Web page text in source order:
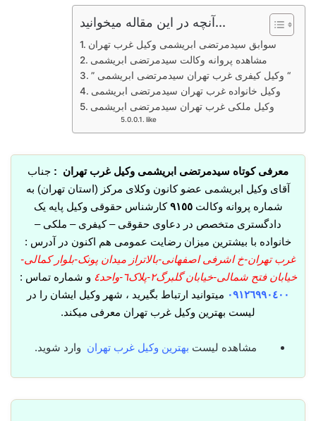
آنچه در این مقاله میخوانید...
سوابق سیدمرتضی ابریشمی وکیل غرب تهران
مشاهده پروانه وکالت سیدمرتضی ابریشمی
” وکیل کیفری غرب تهران سیدمرتضی ابریشمی “
وکیل خانواده غرب تهران سیدمرتضی ابریشمی
وکیل ملکی غرب تهران سیدمرتضی ابریشمی
like
معرفی کوتاه سیدمرتضی ابریشمی وکیل غرب تهران : جناب
آقای وکیل ابریشمی عضو کانون وکلای مرکز (استان تهران) به
شماره پروانه وکالت٩١٥٥ کارشناس حقوقی وکیل پایه یک
دادگستری متخصص در دعاوی حقوقی – کیفری – ملکی –
خانواده با بیشترین میزان رضایت عمومی هم اکنون در آدرس :
غرب تهران-خ اشرفی اصفهانی-بالاتراز میدان پونک-بلوار کمالی-
خیابان فتح شمالی-خیابان گلبرگ٢-پلاک٦-واحد٤
و شماره تماس :
٠٩١٢٦٩٩٠٤٠٠ میتوانید ارتباط بگیرید ، شهر وکیل ایشان را در
لیست بهترین وکیل غرب تهران معرفی میکند.
مشاهده لیست بهترین وکیل غرب تهران وارد شوید.